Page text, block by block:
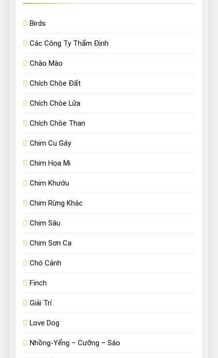
Birds
Các Công Ty Thẩm Định
Chào Mào
Chích Chòe Đất
Chích Chòe Lửa
Chích Chòe Than
Chim Cu Gáy
Chim Họa Mi
Chim Khướu
Chim Rừng Khác
Chim Sâu
Chim Sơn Ca
Chó Cảnh
Finch
Giải Trí
Love Dog
Nhồng-Yểng – Cưỡng – Sáo